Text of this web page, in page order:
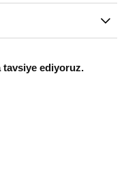
tavsiye ediyoruz.